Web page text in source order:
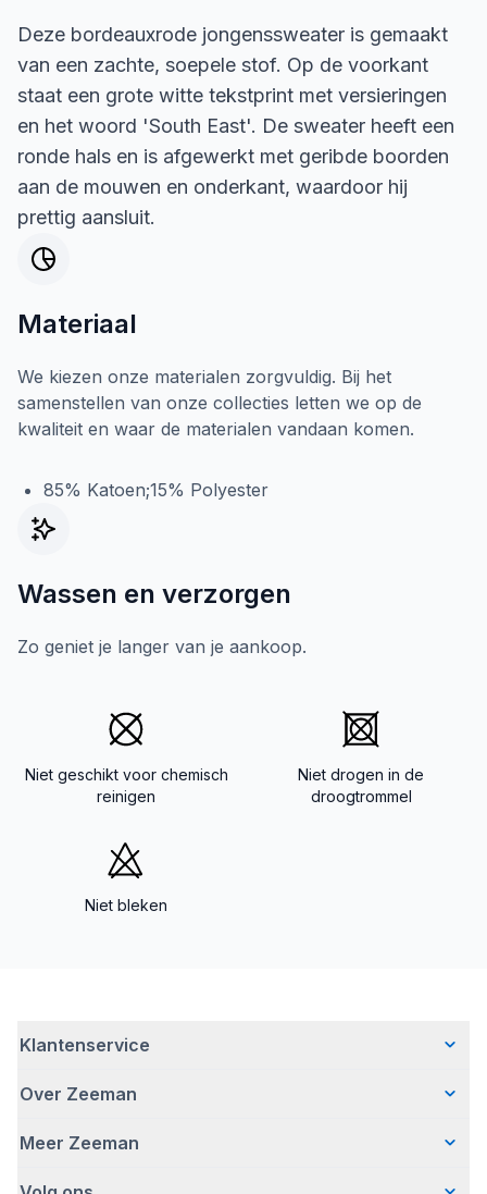
Deze bordeauxrode jongenssweater is gemaakt
van een zachte, soepele stof. Op de voorkant
staat een grote witte tekstprint met versieringen
en het woord 'South East'. De sweater heeft een
ronde hals en is afgewerkt met geribde boorden
aan de mouwen en onderkant, waardoor hij
prettig aansluit.
Materiaal
We kiezen onze materialen zorgvuldig. Bij het
samenstellen van onze collecties letten we op de
kwaliteit en waar de materialen vandaan komen.
85% Katoen;15% Polyester
Wassen en verzorgen
Zo geniet je langer van je aankoop.
Niet geschikt voor chemisch
reinigen
Niet drogen in de
droogtrommel
Niet bleken
Klantenservice
Veelgestelde vragen
Bezorgen
Over Zeeman
Wie wij zijn
Meer Zeeman